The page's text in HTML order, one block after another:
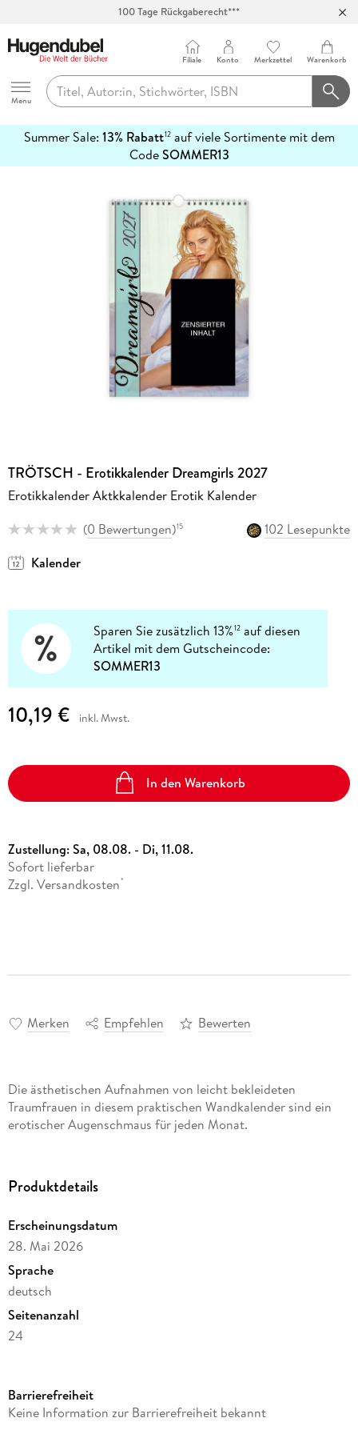
100 Tage Rückgaberecht***
Hugendubel
Menu
Filiale Konto Merkzettel Warenkorb
Summer Sale: 13% Rabatt12auf viele Sortimente mit dem
CodeSOMMER13
erfahren
TRÖTSCH - Erotikkalender Dreamgirls 2027
Erotikkalender Aktkkalender Erotik Kalender
(0 Bewertungen)15
102 Lesepunkte
Kalender
Sparen Sie zusätzlich 13%12 auf diesen
Artikel mit dem Gutscheincode:
SOMMER13
10,19 € inkl. Mwst.
In den Warenkorb
Zustellung:Sa, 08.08. - Di, 11.08.
Sofort lieferbar
Zzgl. Versandkosten *
Merken Empfehlen Bewerten
Die ästhetischen Aufnahmen von leicht bekleideten
Traumfrauen in diesem praktischen Wandkalender sind ein
erotischer Augenschmaus für jeden Monat.
Produktdetails
Erscheinungsdatum
28. Mai 2026
Sprache
deutsch
Seitenanzahl
24
Herausgegeben von
Barrierefreiheit
Keine Information zur Barrierefreiheit bekannt